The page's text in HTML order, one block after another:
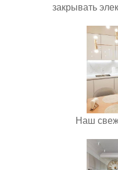
закрывать
Наш